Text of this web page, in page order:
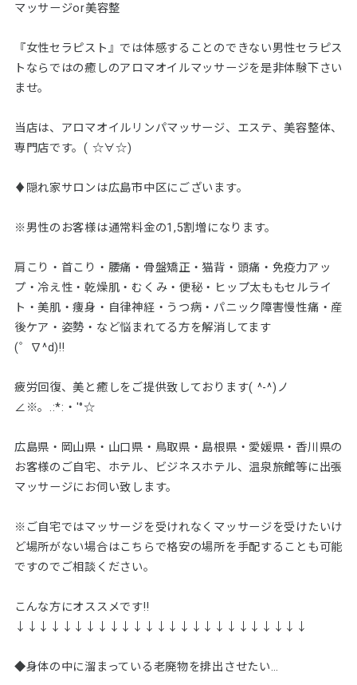
マッサージor美容整
『女性セラピスト』では体感することのできない男性セラピス
トならではの癒しのアロマオイルマッサージを是非体験下さい
ませ。
当店は、アロマオイルリンパマッサージ、エステ、美容整体、
専門店です。( ☆∀☆)
♦隠れ家サロンは広島市中区にございます。
※男性のお客様は通常料金の1,5割増になります。
肩こり・首こり・腰痛・骨盤矯正・猫背・頭痛・免疫力アッ
プ・冷え性・乾燥肌・むくみ・便秘・ヒップ太ももセルライ
ト・美肌・痩身・自律神経・うつ病・パニック障害慢性痛・産
後ケア・姿勢・など悩まれてる方を解消してます
(゜∇^d)!!
疲労回復、美と癒しをご提供致しております( ^-^)ノ
∠※。.:*:・'°☆
広島県・岡山県・山口県・鳥取県・島根県・愛媛県・香川県の
お客様のご自宅、ホテル、ビジネスホテル、温泉旅館等に出張
マッサージにお伺い致します。
※ご自宅ではマッサージを受けれなくマッサージを受けたいけ
ど場所がない場合はこちらで格安の場所を手配することも可能
ですのでご相談ください。
こんな方にオススメです!!
↓↓↓↓↓↓↓↓↓↓↓↓↓↓↓↓↓↓↓↓↓↓↓↓↓
◆身体の中に溜まっている老廃物を排出させたい…